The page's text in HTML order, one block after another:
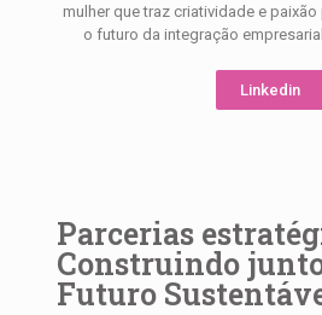
mulher que traz criatividade e
o futuro da integração empresarial
Linkedin
Parcerias
Construindo
Futuro